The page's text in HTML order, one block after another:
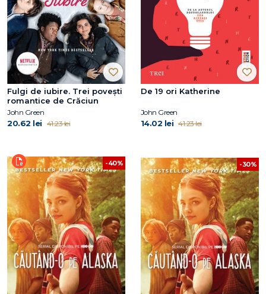
Fulgi de iubire. Trei poveşti
romantice de Crăciun
John Green
20.62 lei 41.23 lei
De 19 ori Katherine
John Green
14.02 lei 41.23 lei
-40% -30%